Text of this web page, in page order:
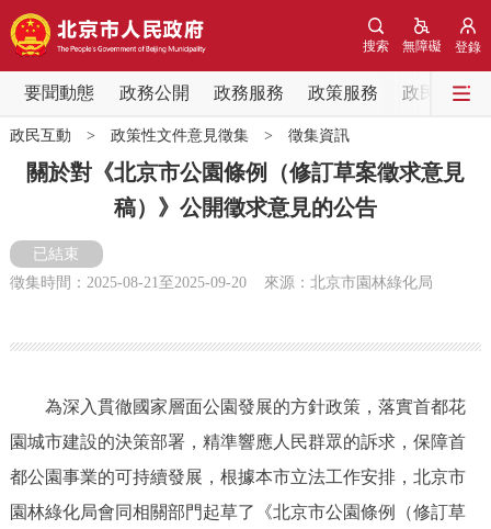
登錄
無障礙
搜索
要聞動態 政務公開 政務服務 政策服務 政民互動
要聞動態
黨中央精神 國務院資訊
北京要聞 會議資訊 部門動態
各區熱點
政策兌現 政策解讀 回應關切
決策公開 專題公開
政民互動 > 政策性文件意見徵集> 徵集資訊
關於對《北京市公園條例（修訂草案徵求意見
稿）》公開徵求意見的公告
已結束
徵集時間： 2025-08-21 至 2025-09-20 來源：北京市園林綠化局
為深入貫徹國家層面公園發展的方針政策，落實首都花
園城市建設的決策部署，精準響應人民群眾的訴求，保障首
都公園事業的可持續發展，根據本市立法工作安排，北京市
園林綠化局會同相關部門起草了《北京市公園條例（修訂草